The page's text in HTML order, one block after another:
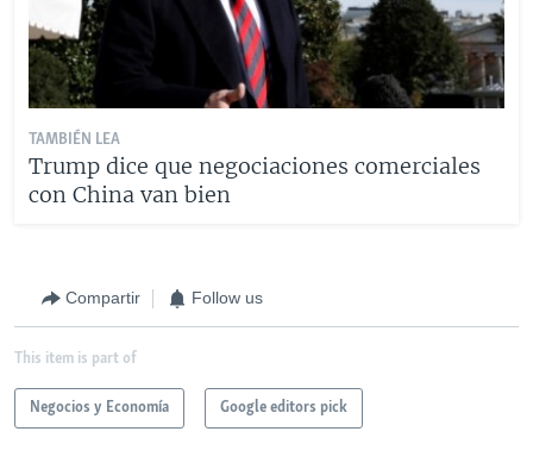
TAMBIÉN LEA
Trump dice que negociaciones comerciales
con China van bien
Compartir Follow us
This item is part of
Negocios y Economía Google editors pick